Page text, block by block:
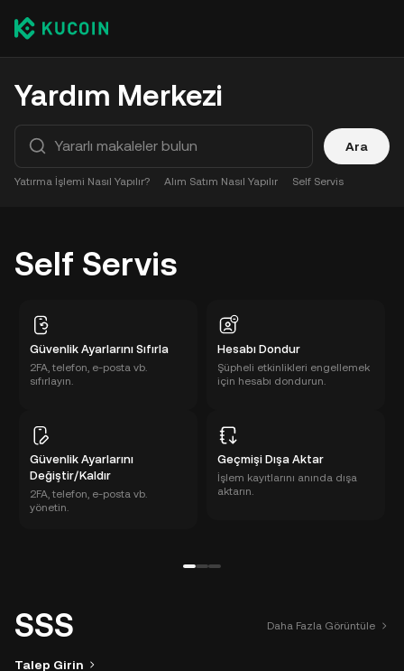
Yardım Merkezi
Ara
Yatırma İşlemi Nasıl Yapılır? Alım Satım Nasıl Yapılır Self Servis
Self Servis
Güvenlik Ayarlarını Sıfırla
2FA, telefon, e-posta vb.
sıfırlayın.
Güvenlik Ayarlarını
Değiştir/Kaldır
2FA, telefon, e-posta vb.
yönetin.
Hesabı Dondur
Şüpheli etkinlikleri engellemek
için hesabı dondurun.
Geçmişi Dışa Aktar
İşlem kayıtlarını anında dışa
aktarın.
SSS Daha Fazla Görüntüle
Talep Girin